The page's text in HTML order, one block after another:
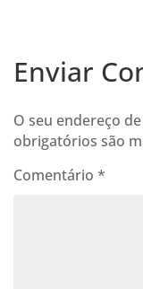
Enviar
O seu endereço
obrigatórios são
Comentário *